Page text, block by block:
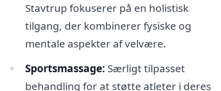
Stavtrup fokuserer på en holistisk
tilgang, der kombinerer fysiske og
mentale aspekter af velvære.
Sportsmassage: Særligt tilpasset
behandling for at støtte atleter i deres